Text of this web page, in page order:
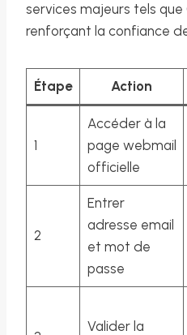
services majeurs tels que
renforçant la confiance
Étape Action
1
Accéder à la
page webmail
officielle
2
Entrer
adresse email
et mot de
passe
Valider la